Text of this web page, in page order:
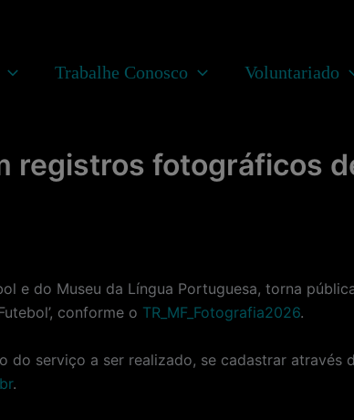
Trabalhe Conosco Voluntariado
registros fotográficos
e do Museu da Língua Portuguesa, torna
conforme o TR_MF_Fotografia2026.
do serviço a ser realizado, se cadastrar através
.